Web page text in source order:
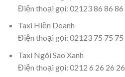
Điện thoại gọi: 02123 86 86 86
Taxi Hiền Doanh
Điện thoại gọi: 02123 75 75 75
Taxi Ngôi Sao Xanh
Điện thoại gọi: 0212 6 26 26 26